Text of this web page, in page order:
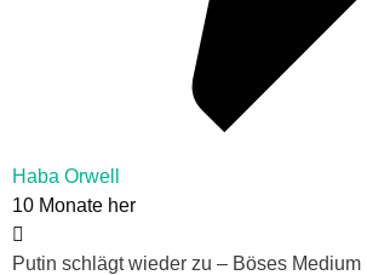
Haba Orwell
10 Monate her
Putin schlägt wieder zu – Böses Medium